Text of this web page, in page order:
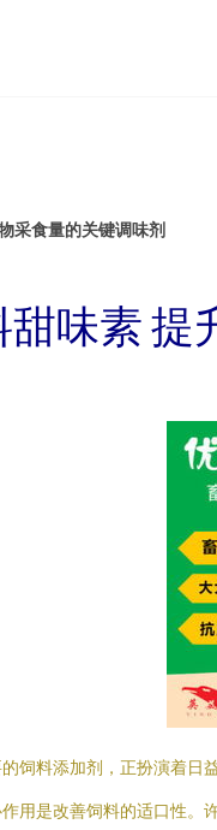
采食量的关键调味剂
甜味素 提
饲料添加剂，正扮演着
用是改善饲料的适口性